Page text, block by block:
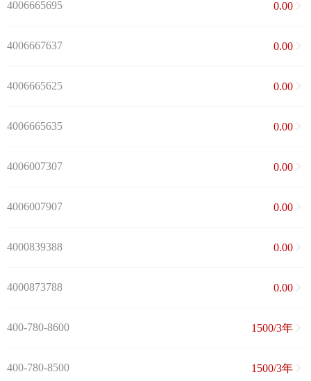
4006665695 0.00
4006667637 0.00
4006665625 0.00
4006665635 0.00
4006007307 0.00
4006007907 0.00
4000839388 0.00
4000873788 0.00
400-780-8600 1500/3年
400-780-8500 1500/3年